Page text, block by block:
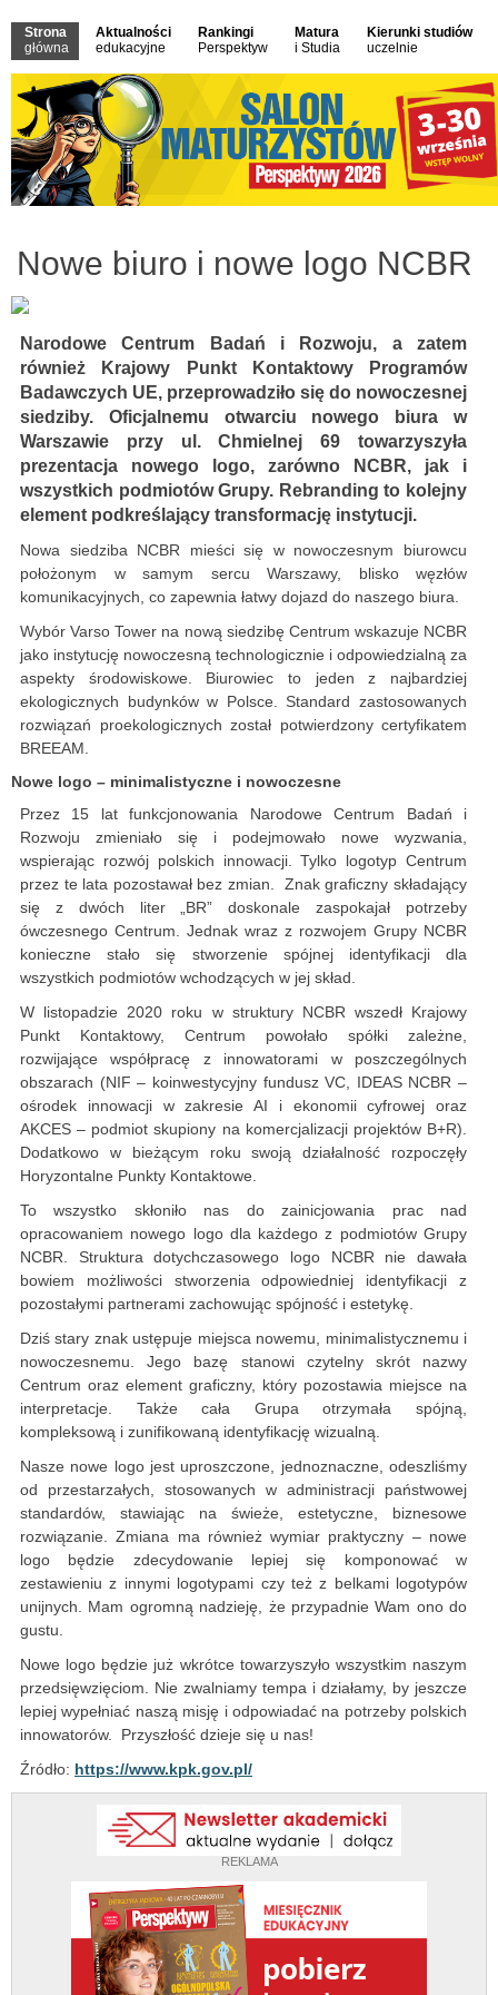
Strona
główna
Aktualności
edukacyjne
Rankingi
Perspektyw
Matura
i Studia
Kierunki studiów
uczelnie
REKLAMA
Nowe biuro i nowe logo NCBR
Narodowe Centrum Badań i Rozwoju, a zatem
również Krajowy Punkt Kontaktowy Programów
Badawczych UE, przeprowadziło się do nowoczesnej
siedziby. Oficjalnemu otwarciu nowego biura w
Warszawie przy ul. Chmielnej 69 towarzyszyła
prezentacja nowego logo, zarówno NCBR, jak i
wszystkich podmiotów Grupy. Rebranding to kolejny
element podkreślający transformację instytucji.
Nowa siedziba NCBR mieści się w nowoczesnym biurowcu
położonym w samym sercu Warszawy, blisko węzłów
komunikacyjnych, co zapewnia łatwy dojazd do naszego biura.
Wybór Varso Tower na nową siedzibę Centrum wskazuje NCBR
jako instytucję nowoczesną technologicznie i odpowiedzialną za
aspekty środowiskowe. Biurowiec to jeden z najbardziej
ekologicznych budynków w Polsce. Standard zastosowanych
rozwiązań proekologicznych został potwierdzony certyfikatem
BREEAM.
Nowe logo – minimalistyczne i nowoczesne
Przez 15 lat funkcjonowania Narodowe Centrum Badań i
Rozwoju zmieniało się i podejmowało nowe wyzwania,
wspierając rozwój polskich innowacji. Tylko logotyp Centrum
przez te lata pozostawał bez zmian. Znak graficzny składający
się z dwóch liter „BR” doskonale zaspokajał potrzeby
ówczesnego Centrum. Jednak wraz z rozwojem Grupy NCBR
konieczne stało się stworzenie spójnej identyfikacji dla
wszystkich podmiotów wchodzących w jej skład.
W listopadzie 2020 roku w struktury NCBR wszedł Krajowy
Punkt Kontaktowy, Centrum powołało spółki zależne,
rozwijające współpracę z innowatorami w poszczególnych
obszarach (NIF – koinwestycyjny fundusz VC, IDEAS NCBR –
ośrodek innowacji w zakresie AI i ekonomii cyfrowej oraz
AKCES – podmiot skupiony na komercjalizacji projektów B+R).
Dodatkowo w bieżącym roku swoją działalność rozpoczęły
Horyzontalne Punkty Kontaktowe.
To wszystko skłoniło nas do zainicjowania prac nad
opracowaniem nowego logo dla każdego z podmiotów Grupy
NCBR. Struktura dotychczasowego logo NCBR nie dawała
bowiem możliwości stworzenia odpowiedniej identyfikacji z
pozostałymi partnerami zachowując spójność i estetykę.
Dziś stary znak ustępuje miejsca nowemu, minimalistycznemu i
nowoczesnemu. Jego bazę stanowi czytelny skrót nazwy
Centrum oraz element graficzny, który pozostawia miejsce na
interpretacje. Także cała Grupa otrzymała spójną,
kompleksową i zunifikowaną identyfikację wizualną.
Nasze nowe logo jest uproszczone, jednoznaczne, odeszliśmy
od przestarzałych, stosowanych w administracji państwowej
standardów, stawiając na świeże, estetyczne, biznesowe
rozwiązanie. Zmiana ma również wymiar praktyczny – nowe
logo będzie zdecydowanie lepiej się komponować w
zestawieniu z innymi logotypami czy też z belkami logotypów
unijnych. Mam ogromną nadzieję, że przypadnie Wam ono do
gustu.
Nowe logo będzie już wkrótce towarzyszyło wszystkim naszym
przedsięwzięciom. Nie zwalniamy tempa i działamy, by jeszcze
lepiej wypełniać naszą misję i odpowiadać na potrzeby polskich
innowatorów. Przyszłość dzieje się u nas!
Źródło: https://www.kpk.gov.pl/